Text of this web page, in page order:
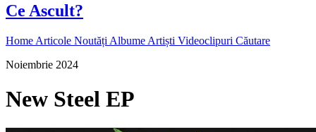
Ce Ascult?
Home Articole Noutăți Albume Artiști Videoclipuri Căutare
Noiembrie 2024
New Steel EP